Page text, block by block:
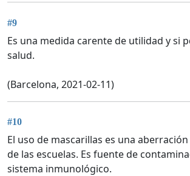
#9
Es una medida carente de utilidad y si
salud.
(Barcelona, 2021-02-11)
#10
El uso de mascarillas es una
de las escuelas. Es fuente de
sistema inmunológico.